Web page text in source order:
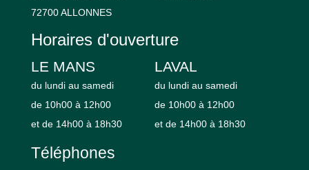
72700 ALLONNES
Horaires d'ouverture
LE MANS
du lundi au samedi
de 10h00 à 12h00
et de 14h00 à 18h30
LAVAL
du lundi au samedi
de 10h00 à 12h00
et de 14h00 à 18h30
Téléphones